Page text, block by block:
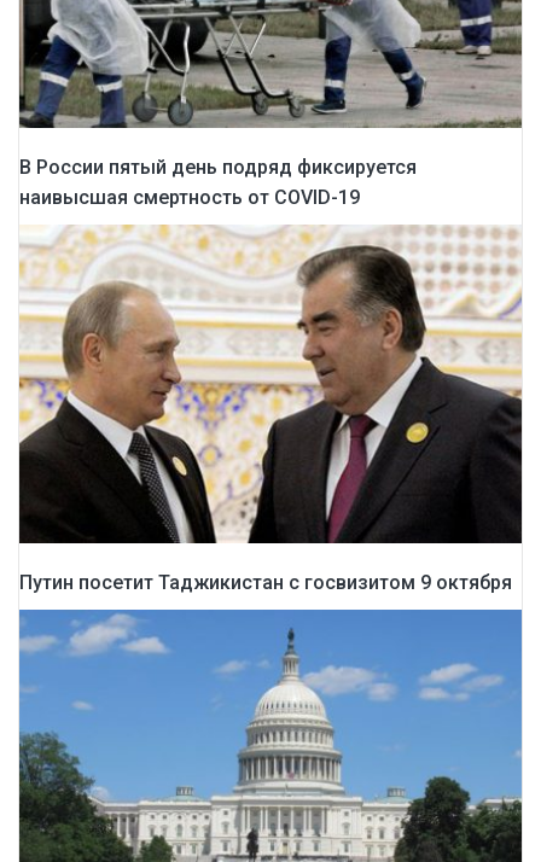
В России пятый день подряд фиксируется
наивысшая смертность от COVID-19
Путин посетит Таджикистан с госвизитом 9 октября